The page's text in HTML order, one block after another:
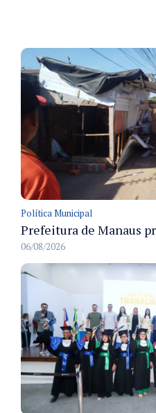
Política Municipal
06/08/2026